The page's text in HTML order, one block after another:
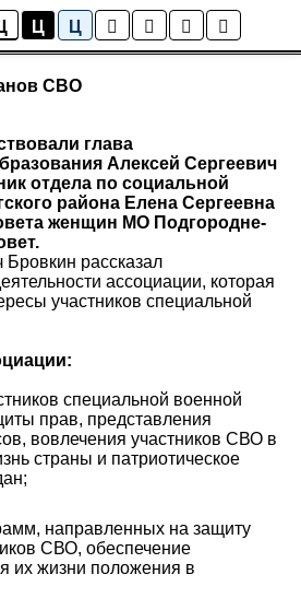
Ц Ц
нашим воинам
СВО
глава
Алексей Сергеевич
отдела по социальной
района Елена Сергеевна
женщин МО Подгородне-
Бровкин рассказал
ассоциации, которая
участников специальной
специальной военной
прав, представления
вовлечения участников СВО в
страны и патриотическое
направленных на защиту
СВО, обеспечение
их жизни положения в